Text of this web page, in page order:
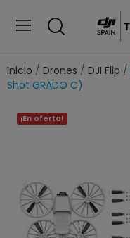
Inicio Drones DJI Flip
Shot GRADO C)
¡En oferta!